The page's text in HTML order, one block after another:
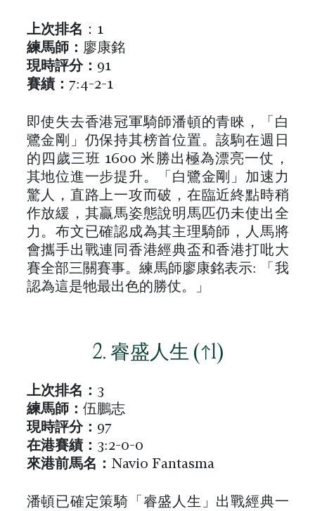
上次排名 ：1
練馬師： 廖康銘
現時評分： 91
賽績： 7:4-2-1
即使失去香港冠軍騎師潘頓的青睞，「白
鷺金剛」仍保持其榜首位置。該駒在週日
的四歲三班 1600 米勝出極為漂亮一仗，
其地位進一步提升。「白鷺金剛」加速力
驚人，直路上一攻而破，在臨近終點時稍
作放緩，其贏馬姿態說明馬匹仍未使出全
力。布文已確認成為其主理騎師，人馬將
會攜手出戰連同香港經典盃和香港打吡大
賽全部三關賽事。練馬師廖康銘表示: 「我
認為這是牠最出色的勝仗。」
2. 睿盛人生 (↑1)
上次排名 ： 3
練馬師： 伍鵬志
現時評分： 97
在港賽績： 3:2-0-0
來港前馬名： Navio Fantasma
潘頓已確定策騎「睿盛人生」出戰經典一